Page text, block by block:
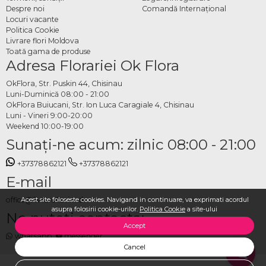
Acest site foloseste cookies. Navigand in continuare, va exprimati acordul
asupra folosirii cookie-urilor. Politica Cookie a site-ului
Accept
Cancel
Comandă online abonament
floral cu livrare ANENII NOI
Pe OkFlora poți configura și comanda un abonament floral direct online. Alegi
frecvența, tipul de buchet și adresa de livrare, iar OkFlora se ocupă de toate
livrările ulterioare. Flori proaspete, mereu la timp, fără nicio bătaie de cap. Un
singur pas, bucurie repetată.
Despre noi
Locuri vacante
Politica Cookie
Livrare flori Moldova
Toată gama de produse
Comandă Internațional
Adresa Florariei Ok Flora
OkFlora, Str. Puskin 44, Chisinau
Luni-Duminică 08:00 - 21:00
OkFlora Buiucani, Str. Ion Luca Caragiale 4, Chisinau
Luni - Vineri 9:00-20:00
Weekend 10:00-19:00
Sunaţi-ne acum: zilnic 08:00 - 21:00
+37378862121 +37378862121
E-mail
office@livrareflori.md
Ne puteți contacta:
whatsapp, messenger